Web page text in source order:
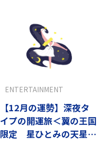
【12月の運勢】深夜タ
イプの開運旅＜翼の王国
限定 星ひとみの天星術
ENTERTAINMENT